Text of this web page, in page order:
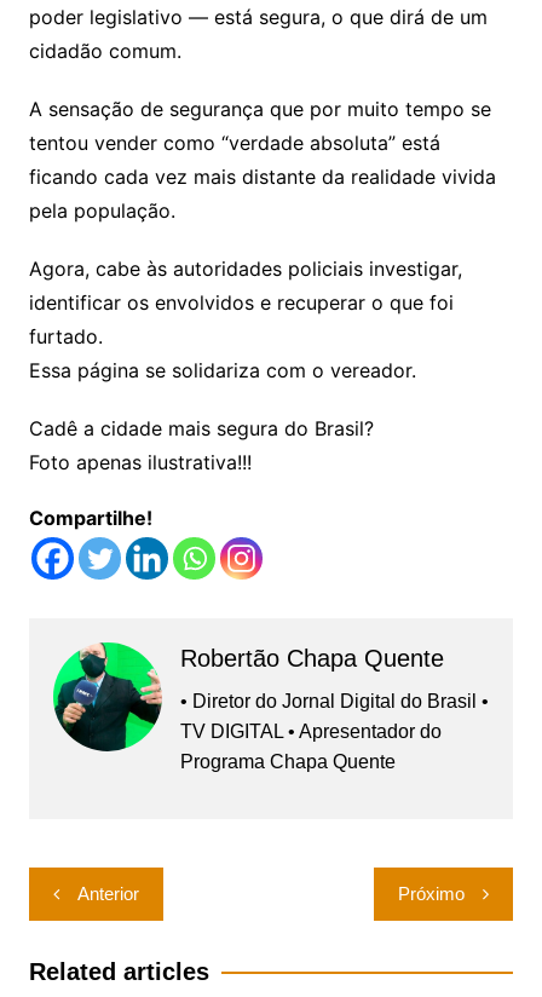
poder legislativo — está segura, o que dirá de um
cidadão comum.
A sensação de segurança que por muito tempo se
tentou vender como “verdade absoluta” está
ficando cada vez mais distante da realidade vivida
pela população.
Agora, cabe às autoridades policiais investigar,
identificar os envolvidos e recuperar o que foi
furtado.
Essa página se solidariza com o vereador.
Cadê a cidade mais segura do Brasil?
Foto apenas ilustrativa!!!
Compartilhe!
Robertão Chapa Quente
• Diretor do Jornal Digital do Brasil •
TV DIGITAL • Apresentador do
Programa Chapa Quente
Navegação
de
Post
Anterior Próximo
Related articles